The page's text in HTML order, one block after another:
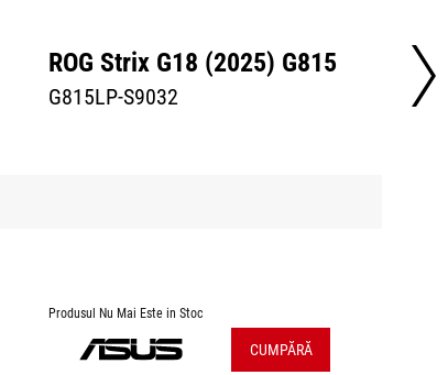
ROG Strix G18 (2025) G815
G815LP-S9032
Produsul Nu Mai Este in Stoc
CUMPĂRĂ